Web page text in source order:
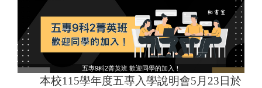
五專9科2菁英班 歡迎同學的加入！
本校115學年度五專入學說明會5月 23 日於